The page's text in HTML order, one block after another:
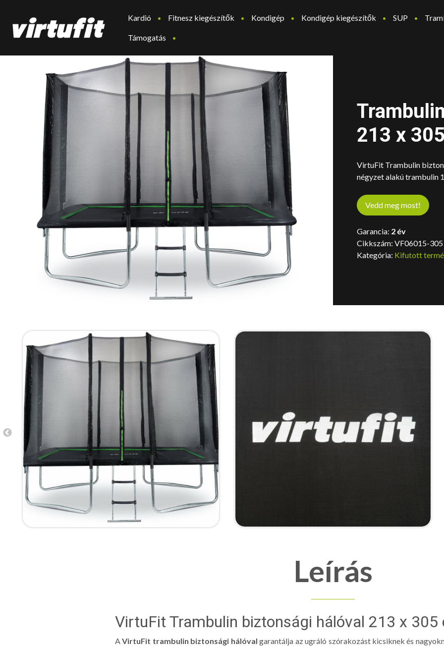
Kardió Fitnesz kiegészítők Kondigép Kondigép kiegészítők SUP
Támogatás
213 x
VirtuFit Trambulin
négyzet alakú trambulin
Vedd meg most!
Garancia: 2 év
Cikkszám: VF06015-305
Kategória: Kifutott
Leírás
VirtuFit Trambulin biztonsági hálóval 213 x 305
AVirtuFit trambulin biztonsági hálóvalgarantálja az ugráló szórakozást kicsiknek és